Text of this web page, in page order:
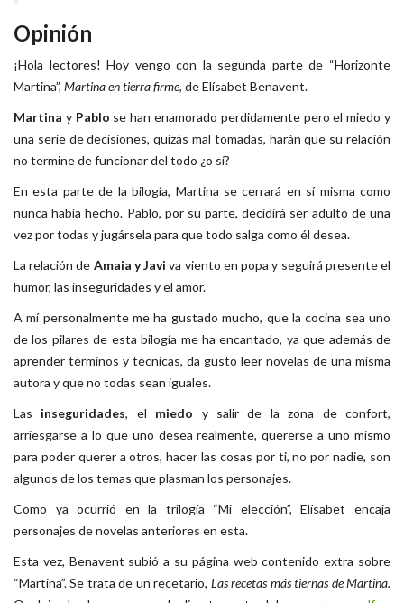
Opinión
¡Hola lectores! Hoy vengo con la segunda parte de “Horizonte
Martina”, Martina en tierra firme, de Elísabet Benavent.
Martina y Pablo se han enamorado perdidamente pero el miedo y
una serie de decisiones, quizás mal tomadas, harán que su relación
no termine de funcionar del todo ¿o sí?
En esta parte de la bilogía, Martina se cerrará en sí misma como
nunca había hecho. Pablo, por su parte, decidirá ser adulto de una
vez por todas y jugársela para que todo salga como él desea.
La relación de Amaia y Javi va viento en popa y seguirá presente el
humor, las inseguridades y el amor.
A mí personalmente me ha gustado mucho, que la cocina sea uno
de los pilares de esta bilogía me ha encantado, ya que además de
aprender términos y técnicas, da gusto leer novelas de una misma
autora y que no todas sean iguales.
Las inseguridades, el miedo y salir de la zona de confort,
arriesgarse a lo que uno desea realmente, quererse a uno mismo
para poder querer a otros, hacer las cosas por ti, no por nadie, son
algunos de los temas que plasman los personajes.
Como ya ocurrió en la trilogía “Mi elección”, Elísabet encaja
personajes de novelas anteriores en esta.
Esta vez, Benavent subió a su página web contenido extra sobre
“Martina”. Se trata de un recetario, Las recetas más tiernas de Martina.